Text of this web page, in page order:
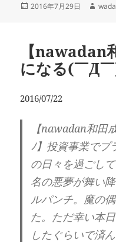
投
2016年7月29日
作
wada
【nawadan
になる(￣Д
2016/07/22
【nawadan和田
ﾉ】投資事業でプ
の日々を過ごし
名の悪夢が舞い
ルパンチ。魔の
た。ただ幸い本
したぐらいで済